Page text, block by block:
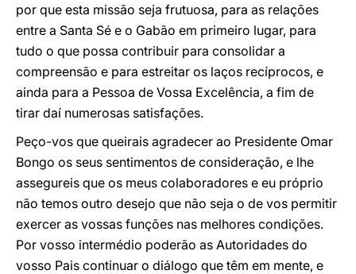
por que esta missão seja frutuosa, para as relações
entre a Santa Sé e o Gabão em primeiro lugar, para
tudo o que possa contribuir para consolidar a
compreensão e para estreitar os laços recíprocos, e
ainda para a Pessoa de Vossa Excelência, a fim de
tirar daí numerosas satisfações.
Peço-vos que queirais agradecer ao Presidente Omar
Bongo os seus sentimentos de consideração, e lhe
assegureis que os meus colaboradores e eu próprio
não temos outro desejo que não seja o de vos permitir
exercer as vossas funções nas melhores condições.
Por vosso intermédio poderão as Autoridades do
vosso Pais continuar o diálogo que têm em mente, e